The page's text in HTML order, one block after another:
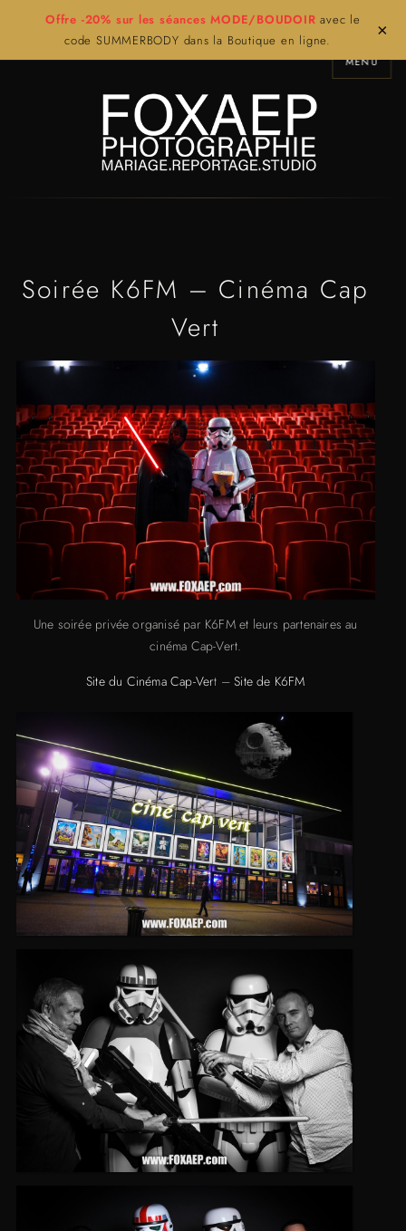
Offre -20% sur les séances MODE/BOUDOIR avec le
code SUMMERBODY dans la Boutique en ligne.
×
MENU
Soirée K6FM – Cinéma Cap
Vert
Une soirée privée organisé par K6FM et leurs partenaires au
cinéma Cap-Vert.
Site du Cinéma Cap-Vert –Site de K6FM